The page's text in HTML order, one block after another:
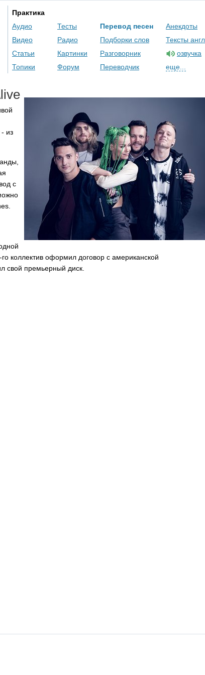
Практика
Аудио
Видео
Статьи
Топики
Тесты
Радио
Картинки
Форум
Перевод песен
Подборки слов
Разговорник
Переводчик
Анекдоты
Тексты англ.
озвучка
еще...
из
с
коллектив оформил договор с американской
свой премьерный диск.